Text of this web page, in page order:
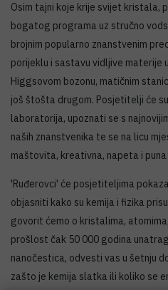
Osim tajni koje krije svijet kristala,
bogatog programa uz stručno
brojnim popularno znanstvenim
porijeklu i sastavu vidljive materije
Higgsovom bozonu, matičnim
još štošta drugom. Posjetitelji će
laboratorija, upoznati se s
naših znanstvenika te se na licu
maštovita, kreativna, napeta i
'Ruđerovci' će posjetiteljima
objasniti kako su kemija i fizika
govorit ćemo o kristalima,
prošlost čak 50 000 godina
nanočestica, odvesti vas u šetnju
zašto je kemija slatka ili koliko se